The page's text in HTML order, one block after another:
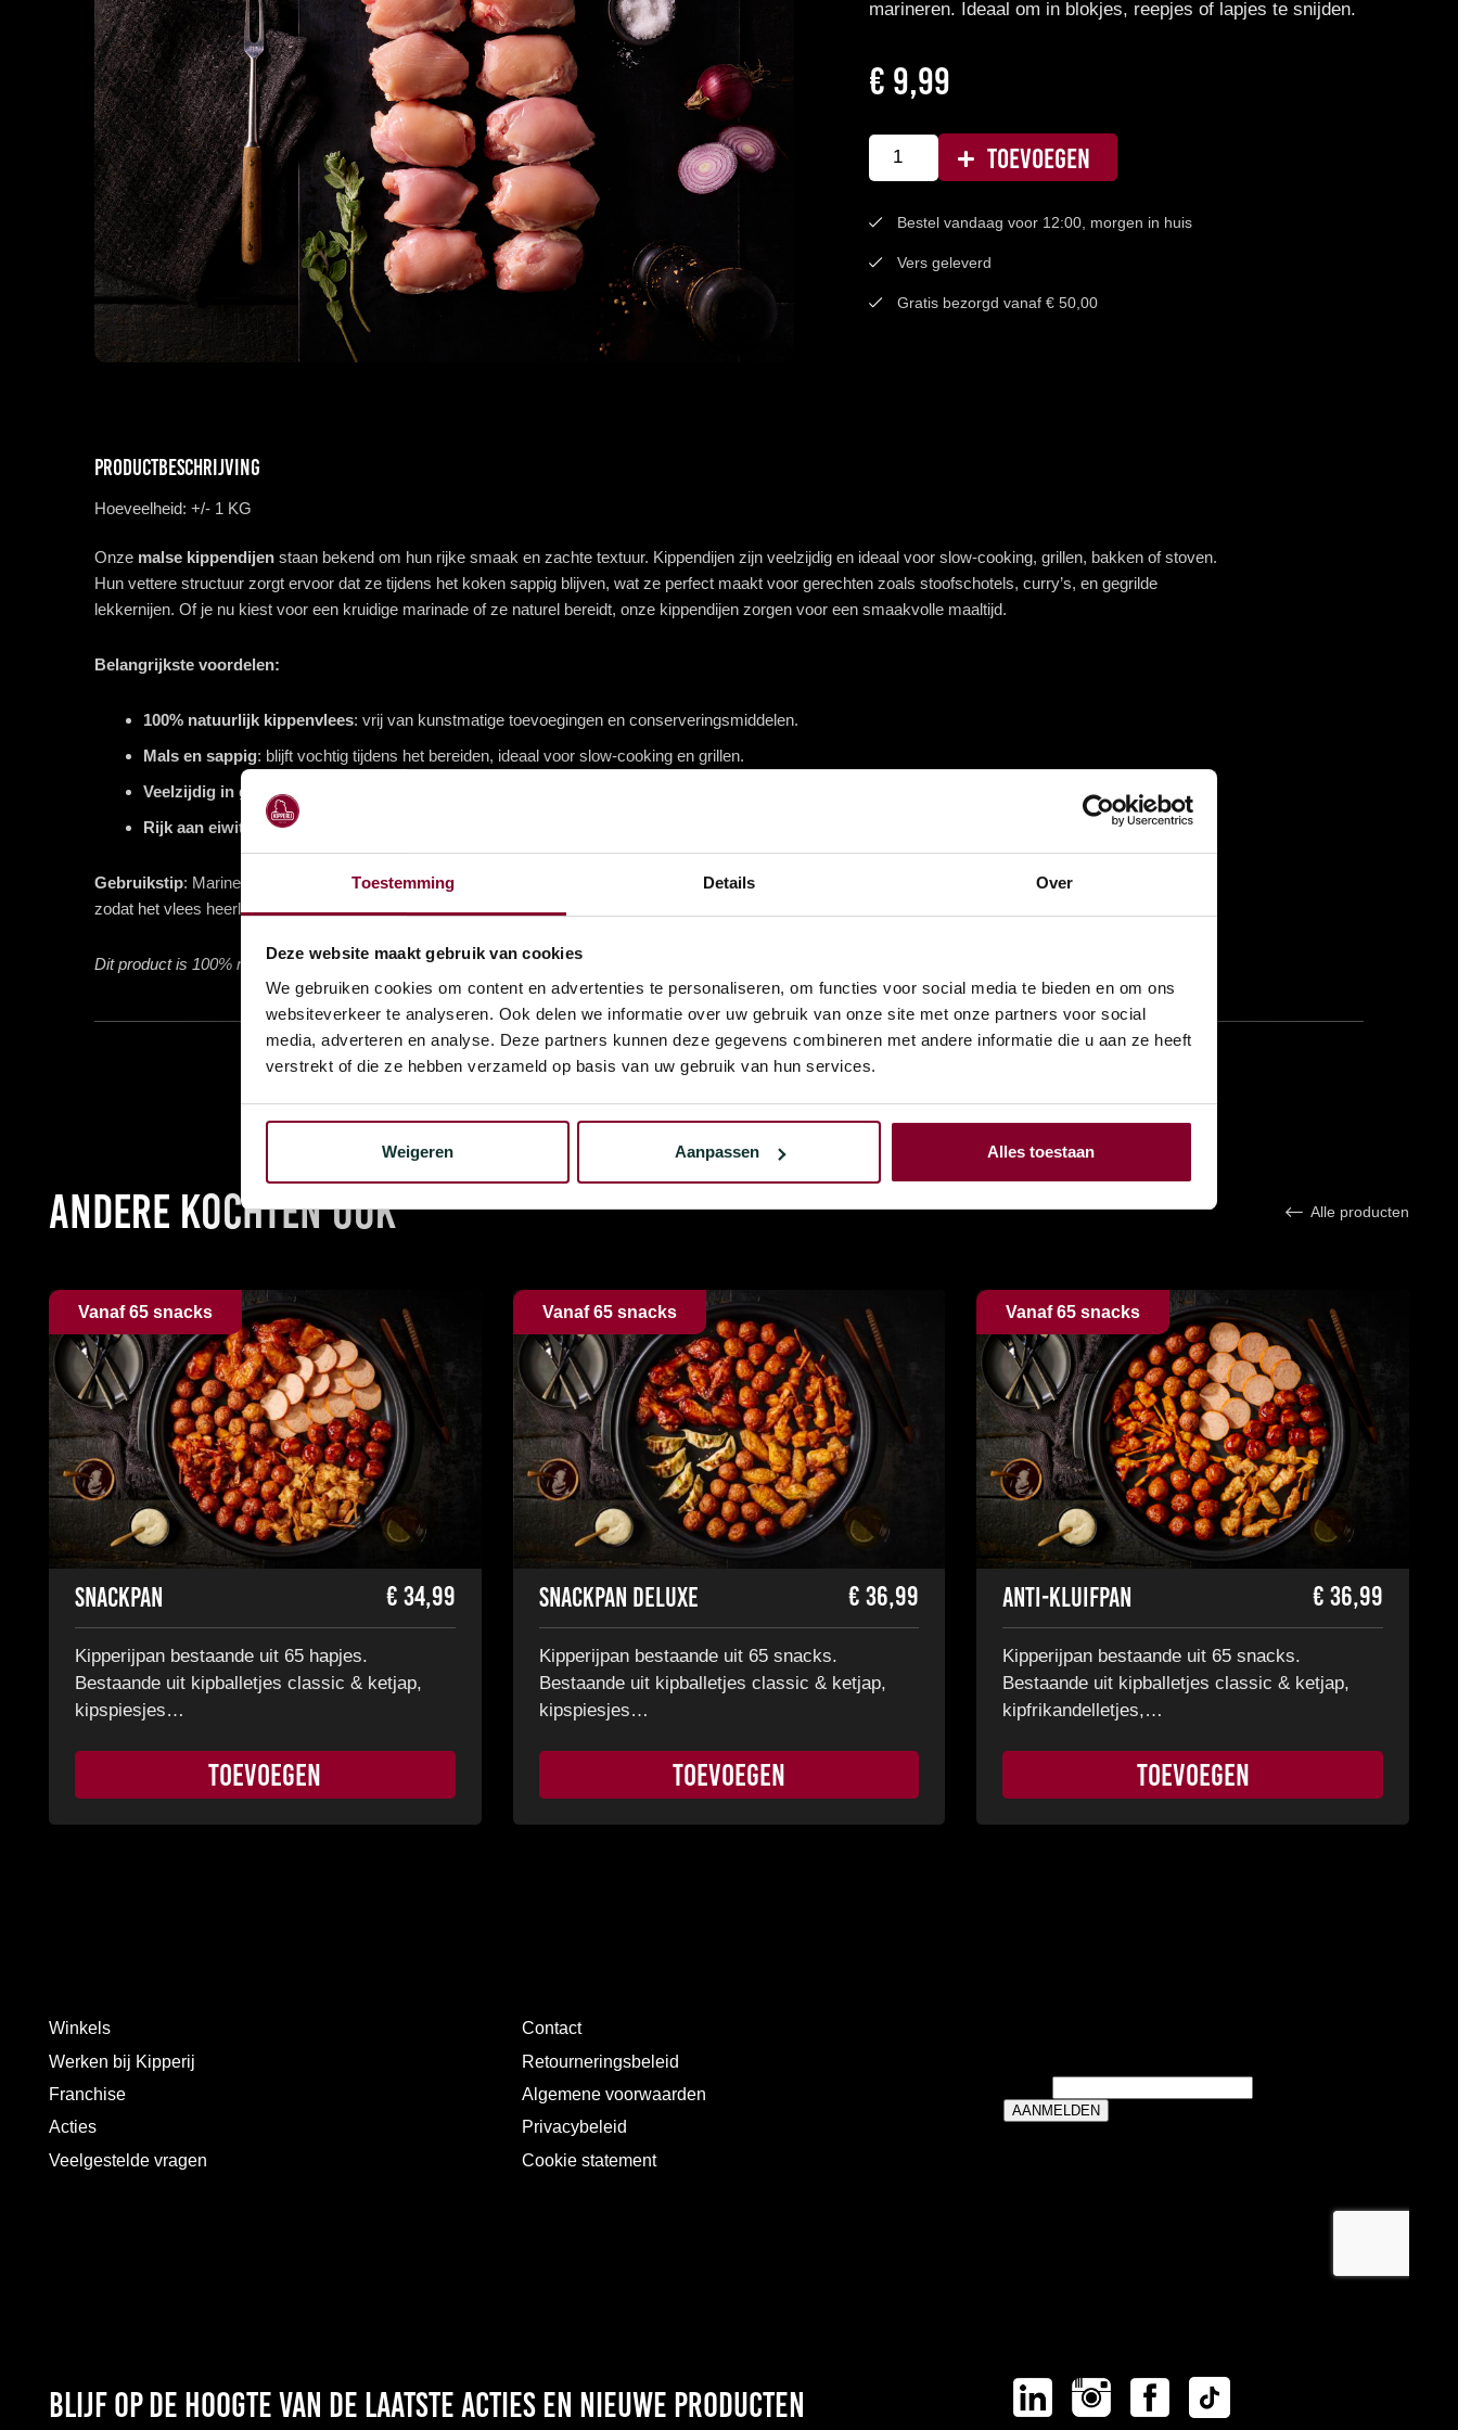
Toestemming Details Over
Deze website maakt gebruik van cookies
We gebruiken cookies om content en advertenties te personaliseren, om functies voor social media te bieden en om ons
websiteverkeer te analyseren. Ook delen we informatie over uw gebruik van onze site met onze partners voor social
media, adverteren en analyse. Deze partners kunnen deze gegevens combineren met andere informatie die u aan ze heeft
verstrekt of die ze hebben verzameld op basis van uw gebruik van hun services.
Weigeren Aanpassen Alles toestaan
marineren. Ideaal om in blokjes, reepjes of lapjes te snijden.
€ 9,99
Dijfilet
aantal
TOEVOEGEN
Alternative:
Bestel vandaag voor 12:00, morgen in huis
Vers geleverd
Gratis bezorgd vanaf € 50,00
Productbeschrijving
Hoeveelheid: +/- 1 KG
Onze malse kippendijen staan bekend om hun rijke smaak en zachte textuur. Kippendijen zijn veelzijdig en ideaal voor slow-cooking, grillen, bakken of stoven.
Hun vettere structuur zorgt ervoor dat ze tijdens het koken sappig blijven, wat ze perfect maakt voor gerechten zoals stoofschotels, curry’s, en gegrilde
lekkernijen. Of je nu kiest voor een kruidige marinade of ze naturel bereidt, onze kippendijen zorgen voor een smaakvolle maaltijd.
Belangrijkste voordelen:
100% natuurlijk kippenvlees: vrij van kunstmatige toevoegingen en conserveringsmiddelen.
Mals en sappig: blijft vochtig tijdens het bereiden, ideaal voor slow-cooking en grillen.
Veelzijdig in gebruik
Rijk aan eiwitten : een voedzame keuze voor smakelijke en vullende maaltijden.
Gebruikstip: Marineer de kippendijen voor extra smaak en bak ze in de pan of op de grill. Voor stoofschotels en curry’s kun je de dijen langzaam laten garen,
zodat het vlees heerlijk mals wordt. Bewaar gekoeld en gebruik binnen enkele dagen na aankoop, of vries in voor later.
Dit product is 100% natuurlijk, waardoor het gewicht met een marge van 5% kan afwijken.
Andere kochten ook Alle producten
Vanaf 65 snacks
Snackpan € 34,99
Kipperijpan bestaande uit 65 hapjes.
Bestaande uit kipballetjes classic & ketjap,
kipspiesjes…
TOEVOEGEN
Vanaf 65 snacks
Snackpan Deluxe € 36,99
Kipperijpan bestaande uit 65 snacks.
Bestaande uit kipballetjes classic & ketjap,
kipspiesjes…
TOEVOEGEN
Vanaf 65 snacks
Anti-Kluifpan € 36,99
Kipperijpan bestaande uit 65 snacks.
Bestaande uit kipballetjes classic & ketjap,
kipfrikandelletjes,…
TOEVOEGEN
Winkels
Werken bij Kipperij
Franchise
Acties
Veelgestelde vragen
Contact
Retourneringsbeleid
Algemene voorwaarden
Privacybeleid
Cookie statement
Blijf op de hoogte van de laatste acties en nieuwe producten